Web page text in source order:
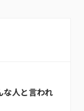
な人と言われ